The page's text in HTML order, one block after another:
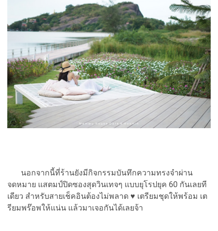
นอกจากนี้ที่ร้านยังมีกิจกรรมบันทึกความทรงจำผ่าน
จดหมาย แสตมป์ปิดซองสุดวินเทจๆ แบบยุโรปยุค 60 กันเลยที
เดียว สำหรับสายเช็คอินต้องไม่พลาด ♥ เตรียมชุดให้พร้อม เต
รียมพร๊อพให้แน่น แล้วมาเจอกันได้เลยจ้า